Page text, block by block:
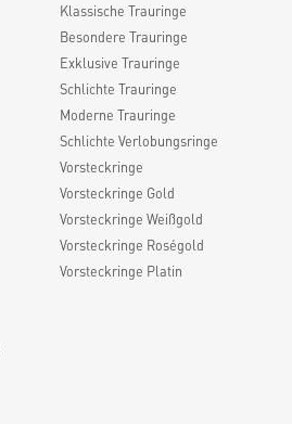
Klassische Trauringe
Besondere Trauringe
Exklusive Trauringe
Schlichte Trauringe
Moderne Trauringe
Schlichte Verlobungsringe
Vorsteckringe
Vorsteckringe Gold
Vorsteckringe Weißgold
Vorsteckringe Roségold
Vorsteckringe Platin